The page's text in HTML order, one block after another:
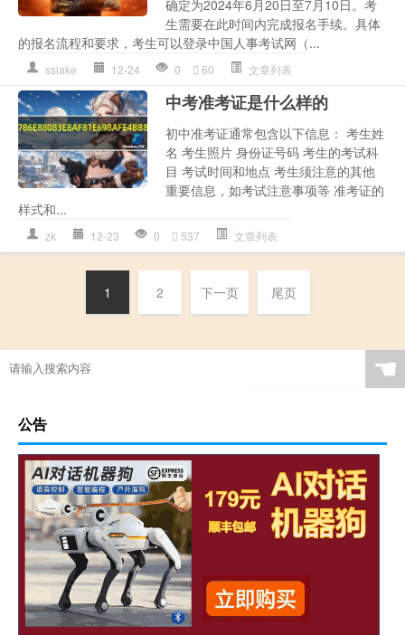
确定为2024年6月20日至7月10日。考
生需要在此时间内完成报名手续。具体
的报名流程和要求，考生可以登录中国人事考试网（...
sslake 12-24 0 60 文章列表
中考准考证是什么样的
初中准考证通常包含以下信息： 考生姓
名 考生照片 身份证号码 考生的考试科
目 考试时间和地点 考生须注意的其他
重要信息，如考试注意事项等 准考证的
样式和...
zk 12-23 0 537 文章列表
1 2 下一页 尾页
☚
公告